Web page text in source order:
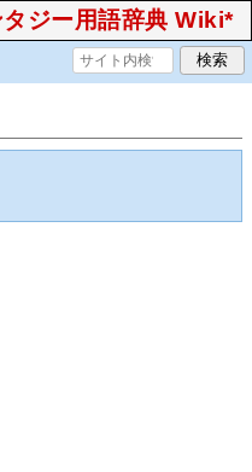
ジー用語辞典 Wiki*